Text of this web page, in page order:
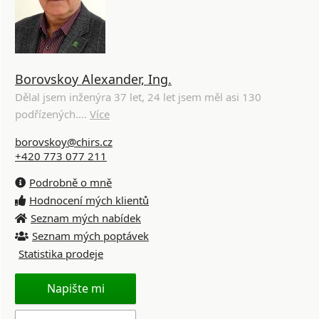
Borovskoy Alexander, Ing.
Dělal jsem inženýra 37 let, 24 let jsem měl asi 130
podřízených.... Více
borovskoy@chirs.cz
+420 773 077 211
Podrobně o mně
Hodnocení mých klientů
Seznam mých nabídek
Seznam mých poptávek
Statistika prodeje
Napište mi